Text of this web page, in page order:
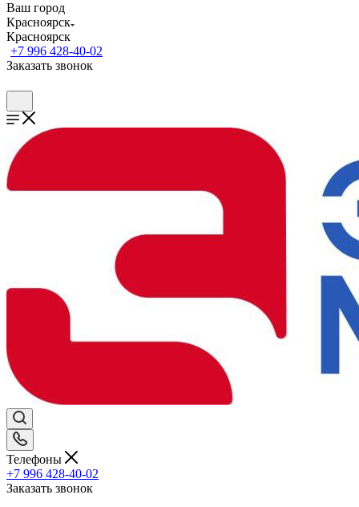
Ваш город
Красноярск
Красноярск
+7 996 428-40-02
Заказать звонок
Телефоны
+7 996 428-40-02
Заказать звонок